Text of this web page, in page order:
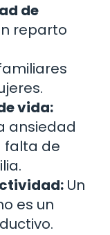
de
reparto
vida:
ansiedad
falta de
Un
es un